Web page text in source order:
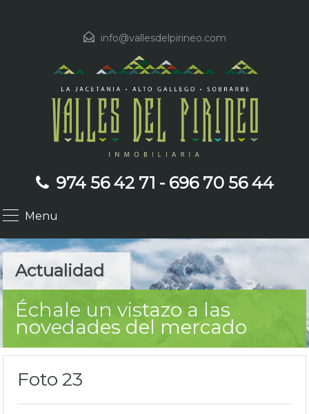
info@vallesdelpirineo.com
Menu
974 56 42 71 - 696 70 56 44
Actualidad
Échale un vistazo a las
novedades del mercado
Foto 23